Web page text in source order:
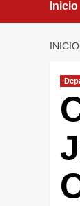
Inicio
INICIO